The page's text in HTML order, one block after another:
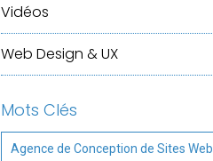
Vidéos
Web Design & UX
Mots Clés
Agence de Conception de Sites Web